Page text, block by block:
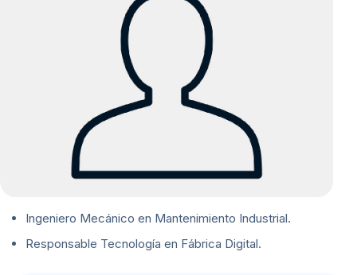
Ingeniero Mecánico en Mantenimiento Industrial.
Responsable Tecnología en Fábrica Digital.